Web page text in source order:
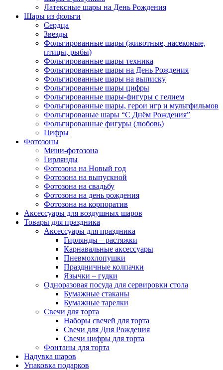
Латексные шары на День Рождения
Шары из фольги
Сердца
Звезды
Фольгированные шары (животные, насекомые,
птицы, рыбы)
Фольгированные шары техника
Фольгированные шары на День Рождения
Фольгированные шары на выписку
Фольгированные шары цифры
Фольгированные шары-фигуры с гелием
Фольгированные шары, герои игр и мультфильмов
Фольгированые шары “С Днём Рождения”
Фольгированные фигуры (любовь)
Цифры
Фотозоны
Мини-фотозона
Гирлянды
Фотозона на Новый год
Фотозона на выпускной
Фотозона на свадьбу
Фотозона на день рождения
Фотозона на корпоратив
Аксессуары для воздушных шаров
Товары для праздника
Аксессуары для праздника
Гирлянды – растяжки
Карнавальные аксессуары
Пневмохлопушки
Праздничные колпачки
Язычки – гудки
Одноразовая посуда для сервировки стола
Бумажные стаканы
Бумажные тарелки
Свечи для торта
Наборы свечей для торта
Свечи для Дня Рождения
Свечи цифры для торта
Фонтаны для торта
Надувка шаров
Упаковка подарков